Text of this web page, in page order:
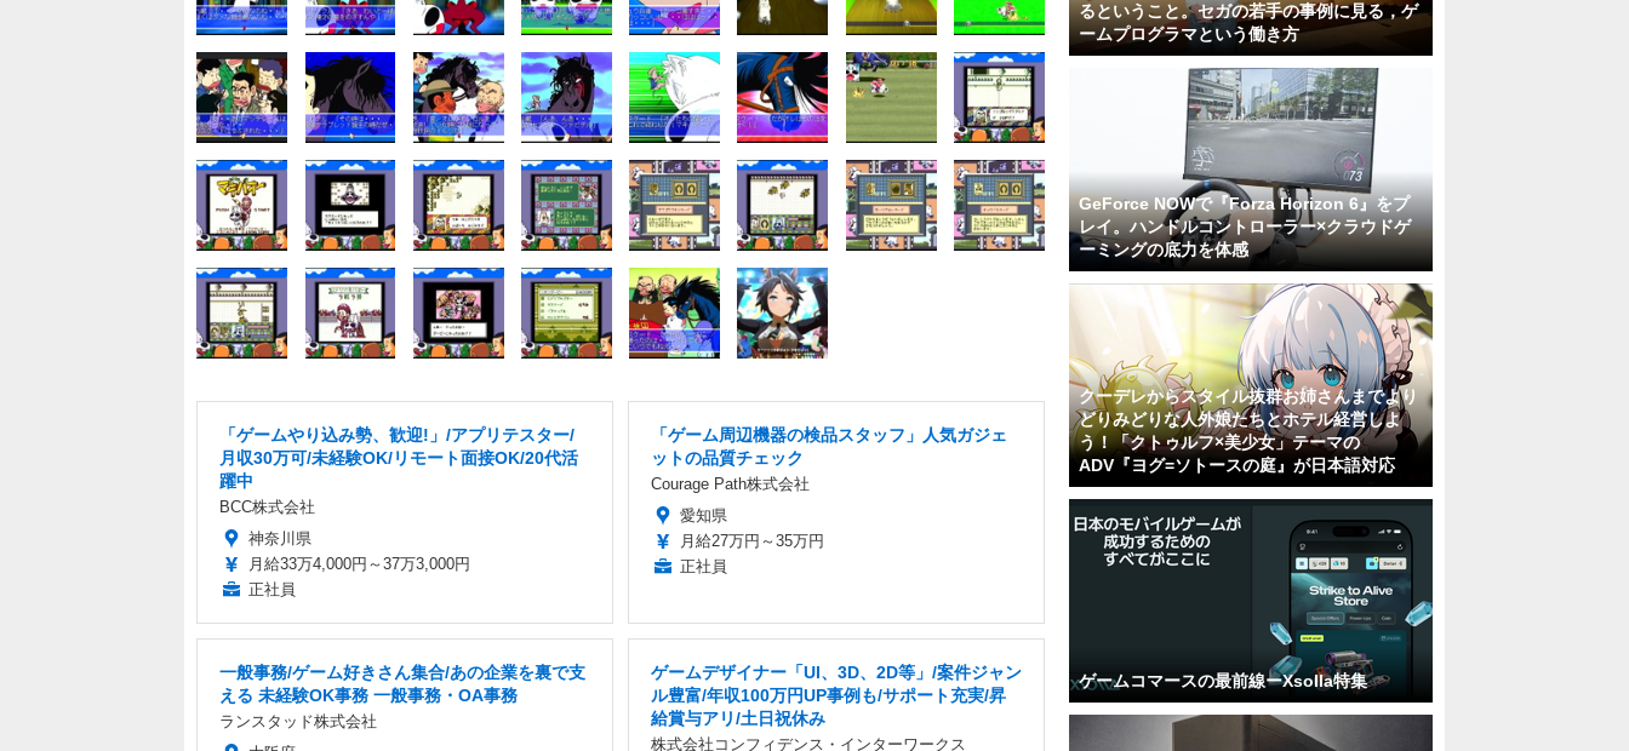
「ゲームやり込み勢、歓迎!」/アプリテスター/
月収30万可/未経験OK/リモート面接OK/20代活
躍中
BCC株式会社
神奈川県
月給33万4,000円～37万3,000円
正社員
「ゲーム周辺機器の検品スタッフ」人気ガジェ
ットの品質チェック
Courage Path株式会社
愛知県
月給27万円～35万円
正社員
一般事務/ゲーム好きさん集合/あの企業を裏で支
える 未経験OK事務 一般事務・OA事務
ランスタッド株式会社
ゲームデザイナー「UI、3D、2D等」/案件ジャン
ル豊富/年収100万円UP事例も/サポート充実/昇
給賞与アリ/土日祝休み
株式会社コンフィデンス・インターワークス
るということ。セガの若手の事例に見る，ゲ
ームプログラマという働き方
GeForce NOWで『Forza Horizon 6』をプ
レイ。ハンドルコントローラー×クラウドゲ
ーミングの底力を体感
クーデレからスタイル抜群お姉さんまでより
どりみどりな人外娘たちとホテル経営しよ
う！「クトゥルフ×美少女」テーマの
ADV『ヨグ=ソトースの庭』が日本語対応
ゲームコマースの最前線ーXsolla特集